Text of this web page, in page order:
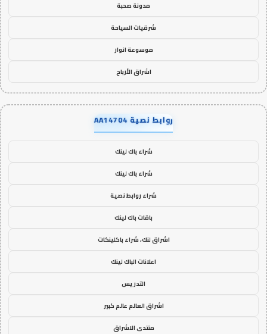
مدونة صحبة
شرقيات السياحة
موسوعة انوار
اشراق الأرباح
روابط نصية AA14704
شراء باك لينك
شراء باك لينك
شراء روابط نصية
باقات باك لينك
اشراق لنك، شراء باكلينكات
اعلانات الباك لينك
التدريس
اشراق العالم عالم كبير
منتدى الاشراق